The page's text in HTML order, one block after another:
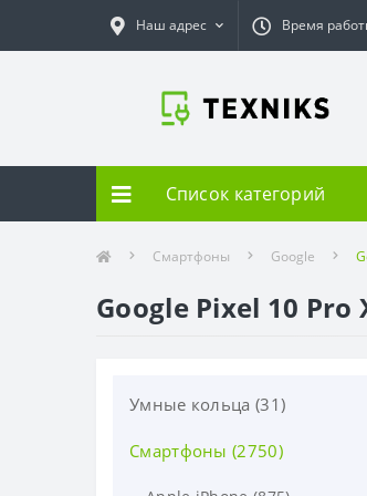
Наш адрес Время
Список категорий
Смартфоны Google
Google Pixel 10 Pro
Умные кольца (31)
Samsung (31)
Смартфоны (2750)